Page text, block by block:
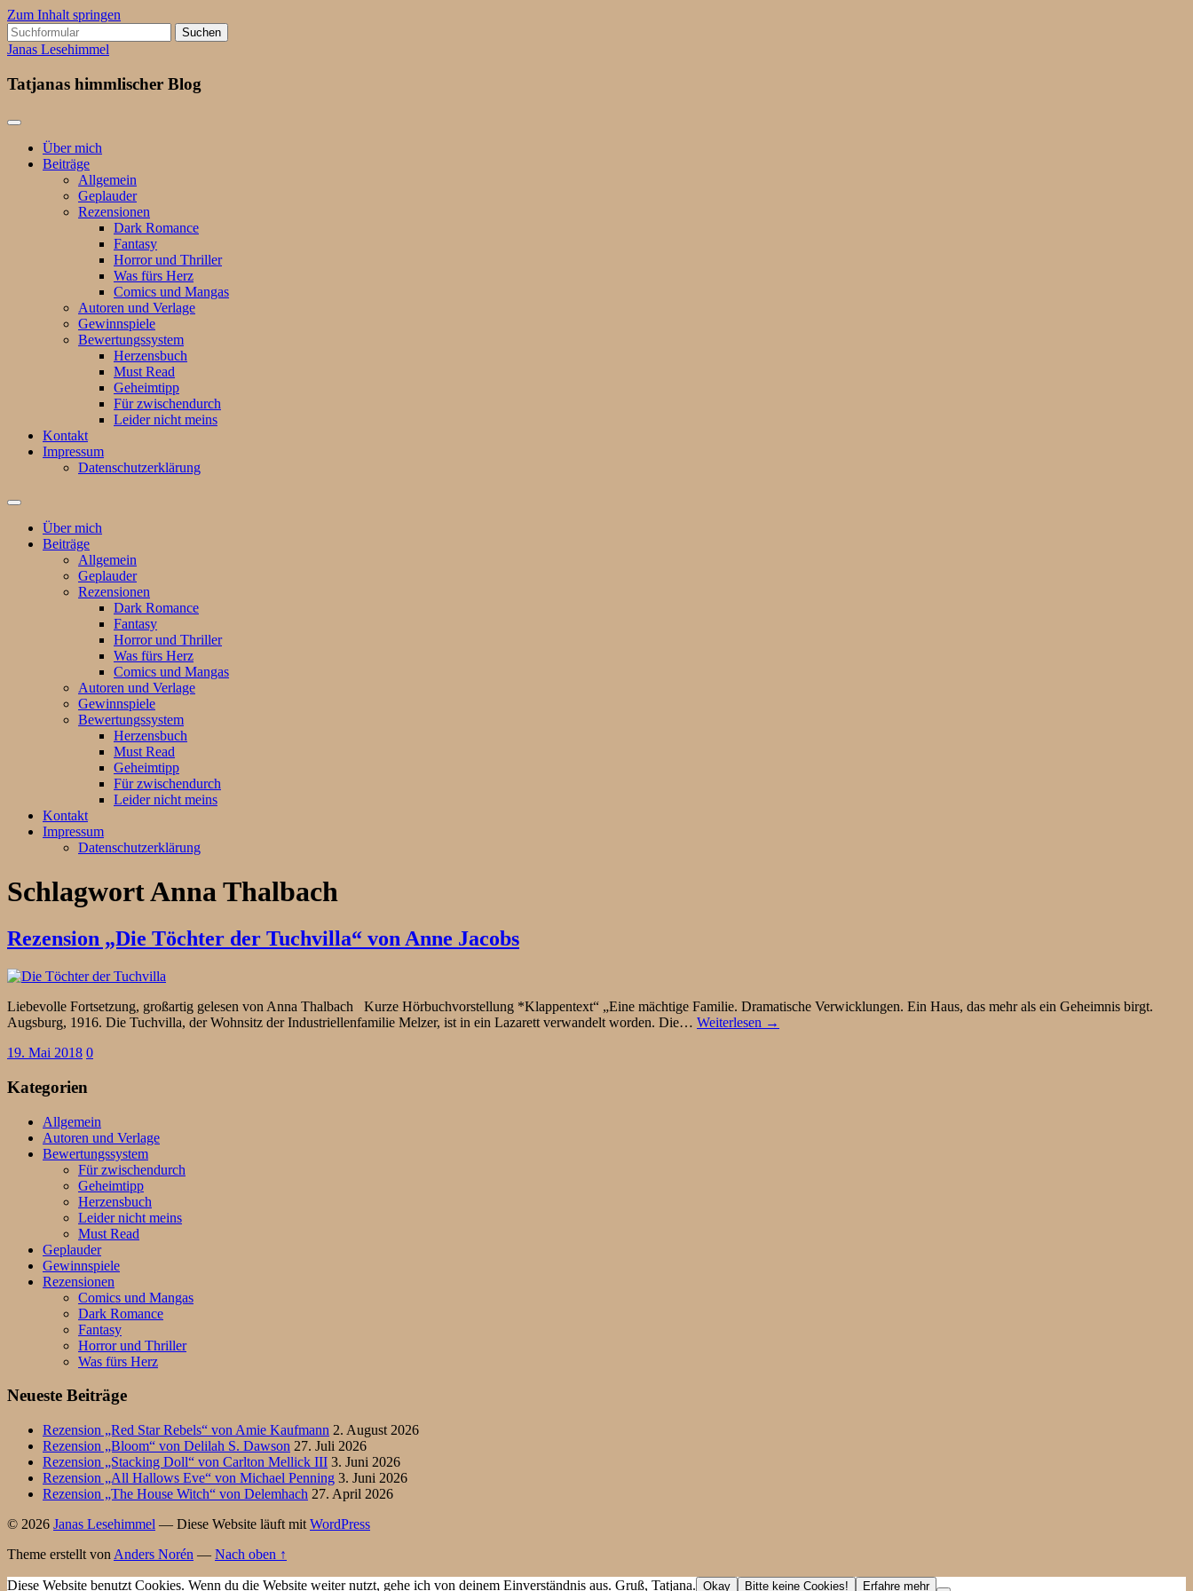
Zum Inhalt springen
Suchen
nach:
Janas Lesehimmel
Tatjanas himmlischer Blog
Über mich
Beiträge
Allgemein
Geplauder
Rezensionen
Dark Romance
Fantasy
Horror und Thriller
Was fürs Herz
Comics und Mangas
Autoren und Verlage
Gewinnspiele
Bewertungssystem
Herzensbuch
Must Read
Geheimtipp
Für zwischendurch
Leider nicht meins
Kontakt
Impressum
Datenschutzerklärung
Suchfeld
ein-/ausblenden
Über mich
Beiträge
Allgemein
Geplauder
Rezensionen
Dark Romance
Fantasy
Horror und Thriller
Was fürs Herz
Comics und Mangas
Autoren und Verlage
Gewinnspiele
Bewertungssystem
Herzensbuch
Must Read
Geheimtipp
Für zwischendurch
Leider nicht meins
Kontakt
Impressum
Datenschutzerklärung
SchlagwortAnna Thalbach
Rezension „Die Töchter der Tuchvilla“ von Anne Jacobs
Liebevolle Fortsetzung, großartig gelesen von Anna Thalbach Kurze Hörbuchvorstellung *Klappentext“ „Eine mächtige Familie. Dramatische Verwicklungen. Ein Haus, das mehr als ein Geheimnis birgt.
Augsburg, 1916. Die Tuchvilla, der Wohnsitz der Industriellenfamilie Melzer, ist in ein Lazarett verwandelt worden. Die… Weiterlesen →
19. Mai 2018 0
Kategorien
Allgemein
Autoren und Verlage
Bewertungssystem
Für zwischendurch
Geheimtipp
Herzensbuch
Leider nicht meins
Must Read
Geplauder
Gewinnspiele
Rezensionen
Comics und Mangas
Dark Romance
Fantasy
Horror und Thriller
Was fürs Herz
Neueste Beiträge
Rezension „Red Star Rebels“ von Amie Kaufmann 2. August 2026
Rezension „Bloom“ von Delilah S. Dawson 27. Juli 2026
Rezension „Stacking Doll“ von Carlton Mellick III 3. Juni 2026
Rezension „All Hallows Eve“ von Michael Penning 3. Juni 2026
Rezension „The House Witch“ von Delemhach 27. April 2026
© 2026 Janas Lesehimmel — Diese Website läuft mit WordPress
Theme erstellt von Anders Norén — Nach oben ↑
Diese Website benutzt Cookies. Wenn du die Website weiter nutzt, gehe ich von deinem Einverständnis aus. Gruß, Tatjana. Okay Bitte keine Cookies! Erfahre mehr